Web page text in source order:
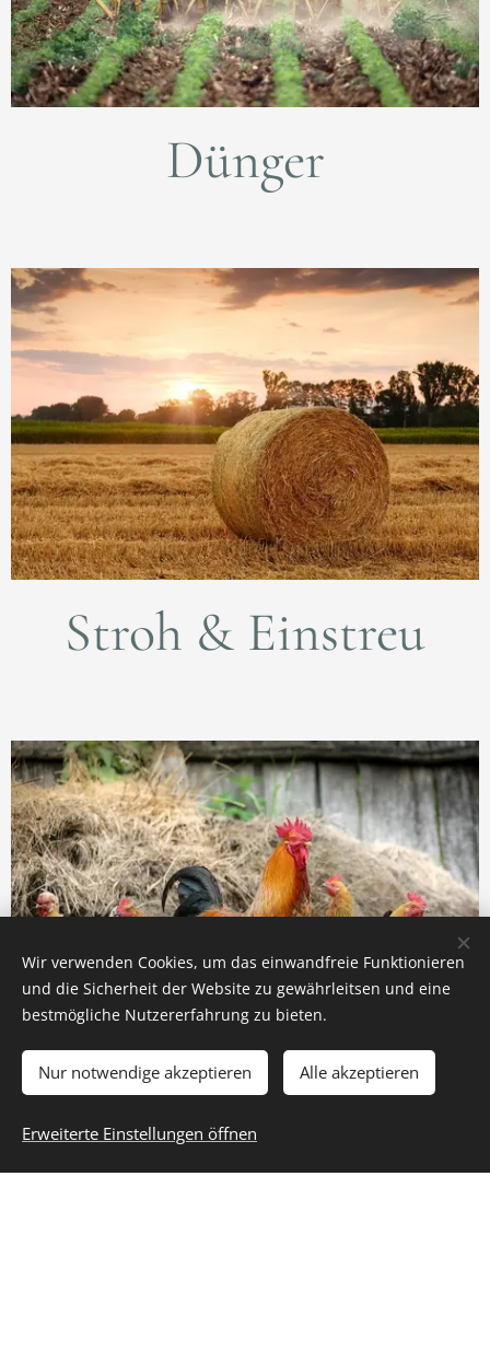
Dünger
Stroh & Einstreu
HTK & Putenmist
Wir verwenden Cookies, um das einwandfreie Funktionieren
und die Sicherheit der Website zu gewährleitsen und eine
bestmögliche Nutzererfahrung zu bieten.
Nur notwendige akzeptieren Alle akzeptieren
Erweiterte Einstellungen öffnen